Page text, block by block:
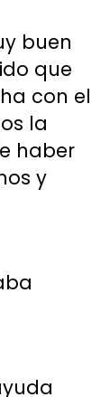
buen
que
con el
la
haber
y